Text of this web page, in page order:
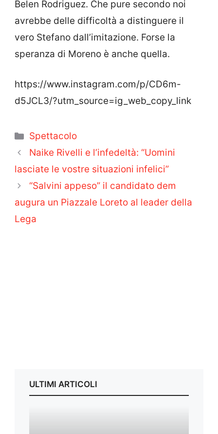
Belen Rodriguez. Che pure secondo noi
avrebbe delle difficoltà a distinguere il
vero Stefano dall’imitazione. Forse la
speranza di Moreno è anche quella.
https://www.instagram.com/p/CD6m-
d5JCL3/?utm_source=ig_web_copy_link
Categorie
Spettacolo
Naike Rivelli e l’infedeltà: “Uomini
lasciate le vostre situazioni infelici”
“Salvini appeso” il candidato dem
augura un Piazzale Loreto al leader della
Lega
ULTIMI ARTICOLI